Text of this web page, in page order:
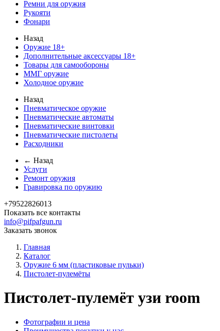
Ремни для оружия
Рукояти
Фонари
Назад
Оружие 18+
Дополнительные аксессуары 18+
Товары для самообороны
ММГ оружие
Холодное оружие
Назад
Пневматическое оружие
Пневматические автоматы
Пневматические винтовки
Пневматические пистолеты
Расходники
← Назад
Услуги
Ремонт оружия
Гравировка по оружию
+79522826013
Показать все контакты
info@pifpafgun.ru
Заказать звонок
Главная
Каталог
Оружие 6 мм (пластиковые пульки)
Пистолет-пулемёты
Пистолет-пулемёт узи room
Фотографии и цена